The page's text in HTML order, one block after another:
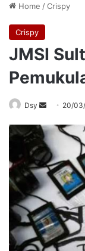
Home /Crispy
Crispy
JMSI
Dsy
Send
email
20/